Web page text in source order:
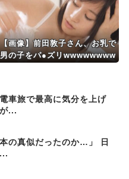
【画像】前田敦子さん、お乳で
男の子をパ●ズリwwwwwwww
車旅で最高に気分を上げ
...
の真似だったのか…」 日